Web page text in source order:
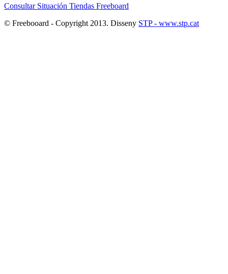
Consultar Situación Tiendas Freeboard
© Freebooard - Copyright 2013. Disseny STP - www.stp.cat